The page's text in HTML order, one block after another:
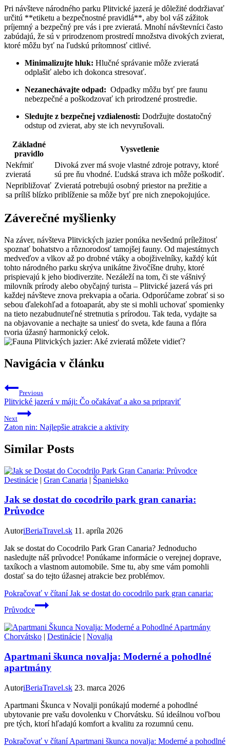
Pri‌ návšteve národného ‌parku Plitvické jazerá‍ je dôležité⁤ dodržiavať
určitú‍ **etiketu a bezpečnostné⁣ pravidlá**, aby bol‌ váš⁣ zážitok‍
príjemný ⁢a bezpečný pre vás i pre zvieratá. Mnohí ⁤návštevníci často
⁢zabúdajú, že sú v prirodzenom prostredí množstva divokých zvierat,
⁤ktoré‍ môžu byť na ľudskú prítomnosť⁣ citlivé.
Minimalizujte⁢ hluk: Hlučné správanie môže zvieratá
odplašiť alebo ich dokonca stresovať.
Nezanechávajte odpad: ​ Odpadky môžu byť pre ​faunu
‌nebezpečné a ‌poškodzovať ich prirodzené prostredie.
Sledujte z bezpečnej vzdialenosti: Dodržujte dostatočný
odstup od zvierat, ​aby ste​ ich nevyrušovali.
Základné
pravidlo
Vysvetlenie
Nekŕmiť‍
zvieratá
Divoká zver​ má‌ svoje vlastné zdroje potravy,⁣ ktoré
sú pre⁤ ňu ⁤vhodné. Ľudská strava ich ⁢môže poškodiť.
Nepribližovať
⁣sa príliš blízko
Zvieratá⁣ potrebujú osobný priestor na prežitie a
priblíženie sa môže byť pre nich znepokojujúce.
Záverečné myšlienky
Na záver, ⁢návšteva ⁣Plitvických⁤ jazier ponúka nevšednú ‌príležitosť
spoznať bohatstvo a rôznorodosť tamojšej fauny. Od⁣ majestátnych
medveďov a vlkov až po drobné⁣ vtáky ⁣a obojživelníky, každý kút
tohto národného parku skrýva unikátne živočíšne druhy, ktoré⁤
prispievajú ​k jeho biodiverzite. ​Nezáleží na tom, či ⁤ste vášnivý
⁣milovník⁣ prírody alebo ⁢obyčajný turista – Plitvické jazerá vás pri
každej návšteve znova prekvapia a očaria. Odporúčame ‍zobrať ⁢si so
sebou ďalekohľad​ a ⁤fotoaparát, ⁤aby ⁣ste‌ si mohli‍ uchovať spomienky
na ‌tieto nezabudnuteľné stretnutia s prírodou. ⁢Tak teda, vydajte sa ​
na objavovanie a ‍nechajte sa uniesť do sveta, kde fauna a ⁣flóra
tvoria úžasný harmonický celok.
Navigácia v článku
Previous
Plitvické jazerá v máji: Čo očakávať a ako sa pripraviť
Next
Zaton nin: Najlepšie atrakcie a aktivity
Similar Posts
Destinácie | Gran Canaria | Španielsko
Jak se dostat do cocodrilo park gran canaria:
Průvodce
AutoriBeriaTravel.sk 11. apríla 2026
Jak se dostat do Cocodrilo Park Gran Canaria? Jednoducho
nasledujte náš průvodce! Ponúkame informácie o verejnej doprave,
taxíkoch a vlastnom automobile. Sme tu, aby sme vám pomohli
dostať sa do tejto úžasnej atrakcie bez problémov.
Pokračovať v čítaníJak se dostat do cocodrilo park gran canaria:
Průvodce
Chorvátsko | Destinácie | Novalja
Apartmani škunca novalja: Moderné a pohodlné
apartmány
AutoriBeriaTravel.sk 23. marca 2026
Apartmani Škunca v Novalji ponúkajú moderné a pohodlné
ubytovanie pre vašu dovolenku v Chorvátsku. Sú ideálnou voľbou
pre tých, ktorí hľadajú komfort a kvalitu za rozumnú cenu.
Pokračovať v čítaníApartmani škunca novalja: Moderné a pohodlné